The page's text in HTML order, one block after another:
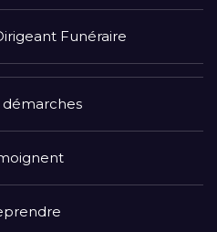
Funéraire
démarches